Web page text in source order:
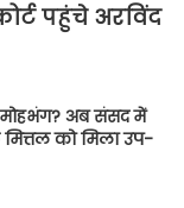
पहुंचे अरविंद
मोहभंग? अब संसद में
को मिला उप-